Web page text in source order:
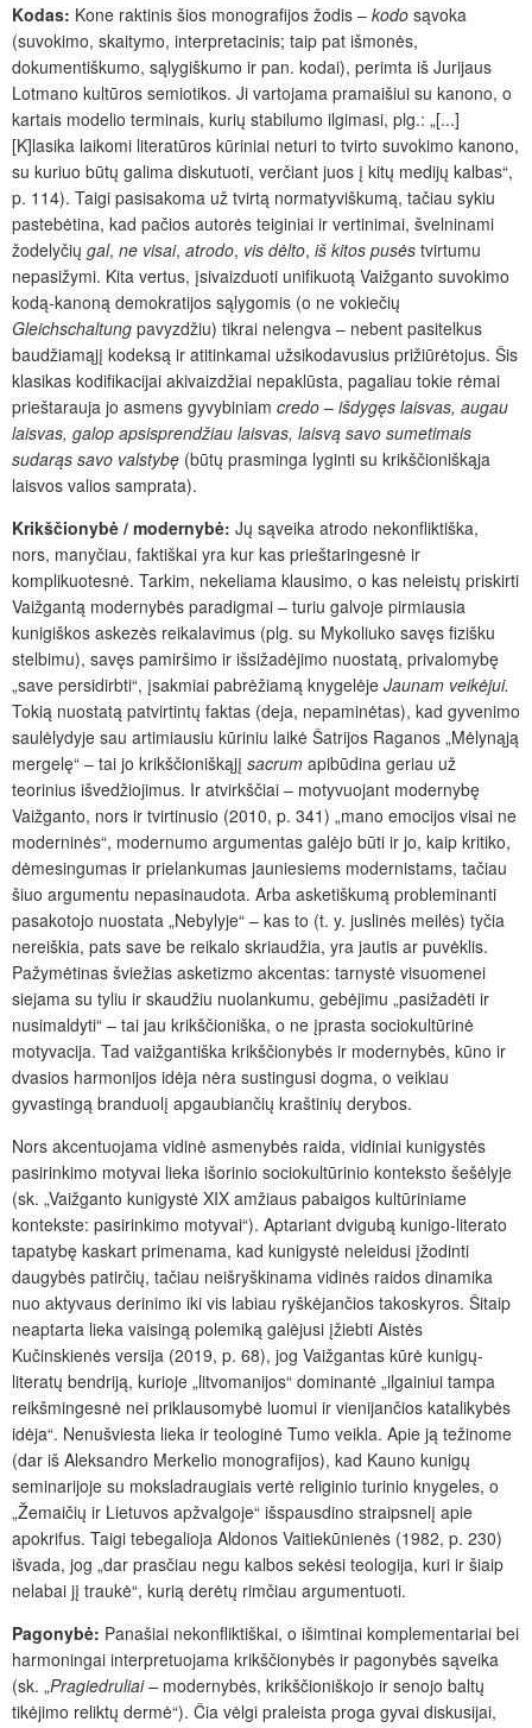
Kodas: Kone raktinis šios monografijos žodis – kodo sąvoka
(suvokimo, skaitymo, interpretacinis; taip pat išmonės,
dokumentiškumo, sąlygiškumo ir pan. kodai), perimta iš Jurijaus
Lotmano kultūros semiotikos. Ji vartojama pramaišiui su kanono, o
kartais modelio terminais, kurių stabilumo ilgimasi, plg.: „[...]
[K]lasika laikomi literatūros kūriniai neturi to tvirto suvokimo kanono,
su kuriuo būtų galima diskutuoti, verčiant juos į kitų medijų kalbas“,
p. 114). Taigi pasisakoma už tvirtą normatyviškumą, tačiau sykiu
pastebėtina, kad pačios autorės teiginiai ir vertinimai, švelninami
žodelyčių gal, ne visai, atrodo, vis dėlto, iš kitos pusės tvirtumu
nepasižymi. Kita vertus, įsivaizduoti unifikuotą Vaižganto suvokimo
kodą-kanoną demokratijos sąlygomis (o ne vokiečių
Gleichschaltung pavyzdžiu) tikrai nelengva – nebent pasitelkus
baudžiamąjį kodeksą ir atitinkamai užsikodavusius prižiūrėtojus. Šis
klasikas kodifikacijai akivaizdžiai nepaklūsta, pagaliau tokie rėmai
prieštarauja jo asmens gyvybiniam credo – išdygęs laisvas, augau
laisvas, galop apsisprendžiau laisvas, laisvą savo sumetimais
sudarąs savo valstybę (būtų prasminga lyginti su krikščioniškąja
laisvos valios samprata).
Krikščionybė / modernybė: Jų sąveika atrodo nekonfliktiška,
nors, manyčiau, faktiškai yra kur kas prieštaringesnė ir
komplikuotesnė. Tarkim, nekeliama klausimo, o kas neleistų priskirti
Vaižgantą modernybės paradigmai – turiu galvoje pirmiausia
kunigiškos askezės reikalavimus (plg. su Mykoliuko savęs fizišku
stelbimu), savęs pamiršimo ir išsižadėjimo nuostatą, privalomybę
„save persidirbti“, įsakmiai pabrėžiamą knygelėje Jaunam veikėjui.
Tokią nuostatą patvirtintų faktas (deja, nepaminėtas), kad gyvenimo
saulėlydyje sau artimiausiu kūriniu laikė Šatrijos Raganos „Mėlynąją
mergelę“ – tai jo krikščioniškąjį sacrum apibūdina geriau už
teorinius išvedžiojimus. Ir atvirkščiai – motyvuojant modernybę
Vaižganto, nors ir tvirtinusio (2010, p. 341) „mano emocijos visai ne
moderninės“, modernumo argumentas galėjo būti ir jo, kaip kritiko,
dėmesingumas ir prielankumas jauniesiems modernistams, tačiau
šiuo argumentu nepasinaudota. Arba asketiškumą probleminanti
pasakotojo nuostata „Nebylyje“ – kas to (t. y. juslinės meilės) tyčia
nereiškia, pats save be reikalo skriaudžia, yra jautis ar puvėklis.
Pažymėtinas šviežias asketizmo akcentas: tarnystė visuomenei
siejama su tyliu ir skaudžiu nuolankumu, gebėjimu „pasižadėti ir
nusimaldyti“ – tai jau krikščioniška, o ne įprasta sociokultūrinė
motyvacija. Tad vaižgantiška krikščionybės ir modernybės, kūno ir
dvasios harmonijos idėja nėra sustingusi dogma, o veikiau
gyvastingą branduolį apgaubiančių kraštinių derybos.
Nors akcentuojama vidinė asmenybės raida, vidiniai kunigystės
pasirinkimo motyvai lieka išorinio sociokultūrinio konteksto šešėlyje
(sk. „Vaižganto kunigystė XIX amžiaus pabaigos kultūriniame
kontekste: pasirinkimo motyvai“). Aptariant dvigubą kunigo-literato
tapatybę kaskart primenama, kad kunigystė neleidusi įžodinti
daugybės patirčių, tačiau neišryškinama vidinės raidos dinamika
nuo aktyvaus derinimo iki vis labiau ryškėjančios takoskyros. Šitaip
neaptarta lieka vaisingą polemiką galėjusi įžiebti Aistės
Kučinskienės versija (2019, p. 68), jog Vaižgantas kūrė kunigų-
literatų bendriją, kurioje „litvomanijos“ dominantė „ilgainiui tampa
reikšmingesnė nei priklausomybė luomui ir vienijančios katalikybės
idėja“. Nenušviesta lieka ir teologinė Tumo veikla. Apie ją težinome
(dar iš Aleksandro Merkelio monografijos), kad Kauno kunigų
seminarijoje su moksladraugiais vertė religinio turinio knygeles, o
„Žemaičių ir Lietuvos apžvalgoje“ išspausdino straipsnelį apie
apokrifus. Taigi tebegalioja Aldonos Vaitiekūnienės (1982, p. 230)
išvada, jog „dar prasčiau negu kalbos sekėsi teologija, kuri ir šiaip
nelabai jį traukė“, kurią derėtų rimčiau argumentuoti.
Pagonybė: Panašiai nekonfliktiškai, o išimtinai komplementariai bei
harmoningai interpretuojama krikščionybės ir pagonybės sąveika
(sk. „Pragiedruliai – modernybės, krikščioniškojo ir senojo baltų
tikėjimo reliktų dermė“). Čia vėlgi praleista proga gyvai diskusijai,